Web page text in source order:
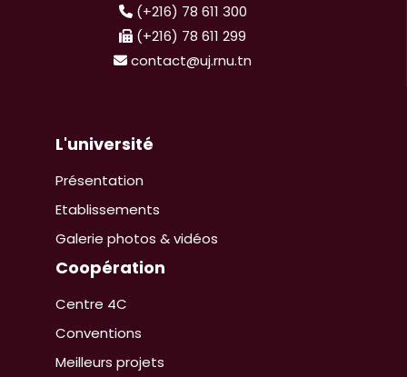
(+216) 78 611 300
(+216) 78 611 299
contact@uj.rnu.tn
L'université
Présentation
Etablissements
Galerie photos & vidéos
Coopération
Centre 4C
Conventions
Meilleurs projets